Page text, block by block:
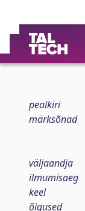
pealkiri
märksõnad
väljaandja
ilmumisaeg
keel
õigused